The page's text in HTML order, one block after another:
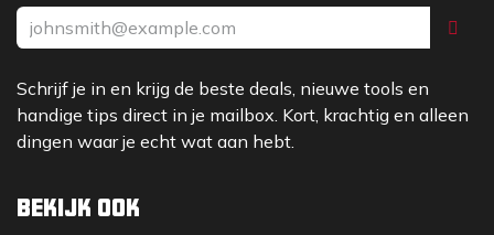
Schrijf je in en krijg de beste deals, nieuwe tools en
handige tips direct in je mailbox. Kort, krachtig en alleen
dingen waar je echt wat aan hebt.
Bekijk ook